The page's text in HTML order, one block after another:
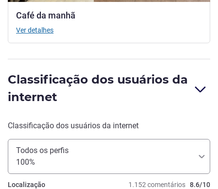
Café da manhã
Ver detalhes
Classificação dos usuários da
internet
Classificação dos usuários da internet
Todos os perfis
100%
1.152 comentários 8.6/10
Localização